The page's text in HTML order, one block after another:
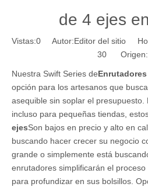
de 4 ejes
Vistas:0 Autor:Editor del sitio
30 Origen:
Nuestra Swift Series deEnrutadores
opción para los artesanos que
asequible sin soplar el presupuesto.
incluso para pequeñas tiendas,
ejesSon bajos en precio y alto en
buscando hacer crecer su negocio
grande o simplemente está
enrutadores simplificarán el
para profundizar en sus bolsillos.